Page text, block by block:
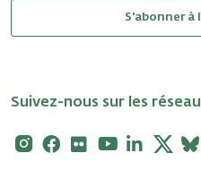
S'abonner
Suivez-nous sur les
Instagram
Facebook
FlickrYoutubeLinkedin
X